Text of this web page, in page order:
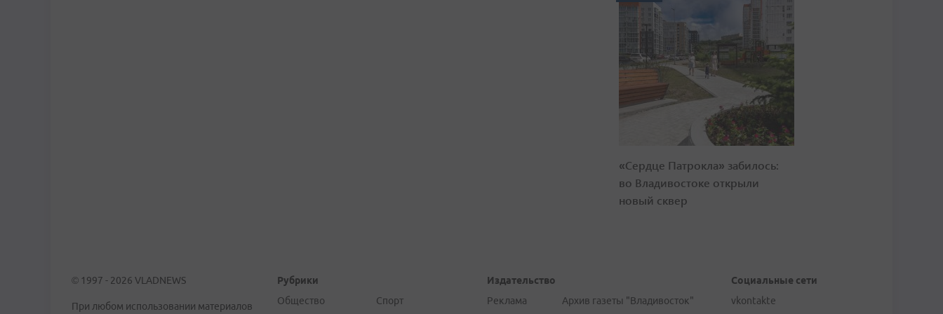
«Сердце Патрокла» забилось:
во Владивостоке открыли
новый сквер
© 1997 - 2026 VLADNEWS
При любом использовании материалов
Рубрики
Общество
Спорт
Издательство
Реклама
Архив газеты "Владивосток"
Социальные сети
vkontakte